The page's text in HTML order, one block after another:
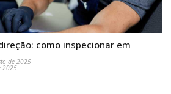
como inspecionar em
de 2025
2025